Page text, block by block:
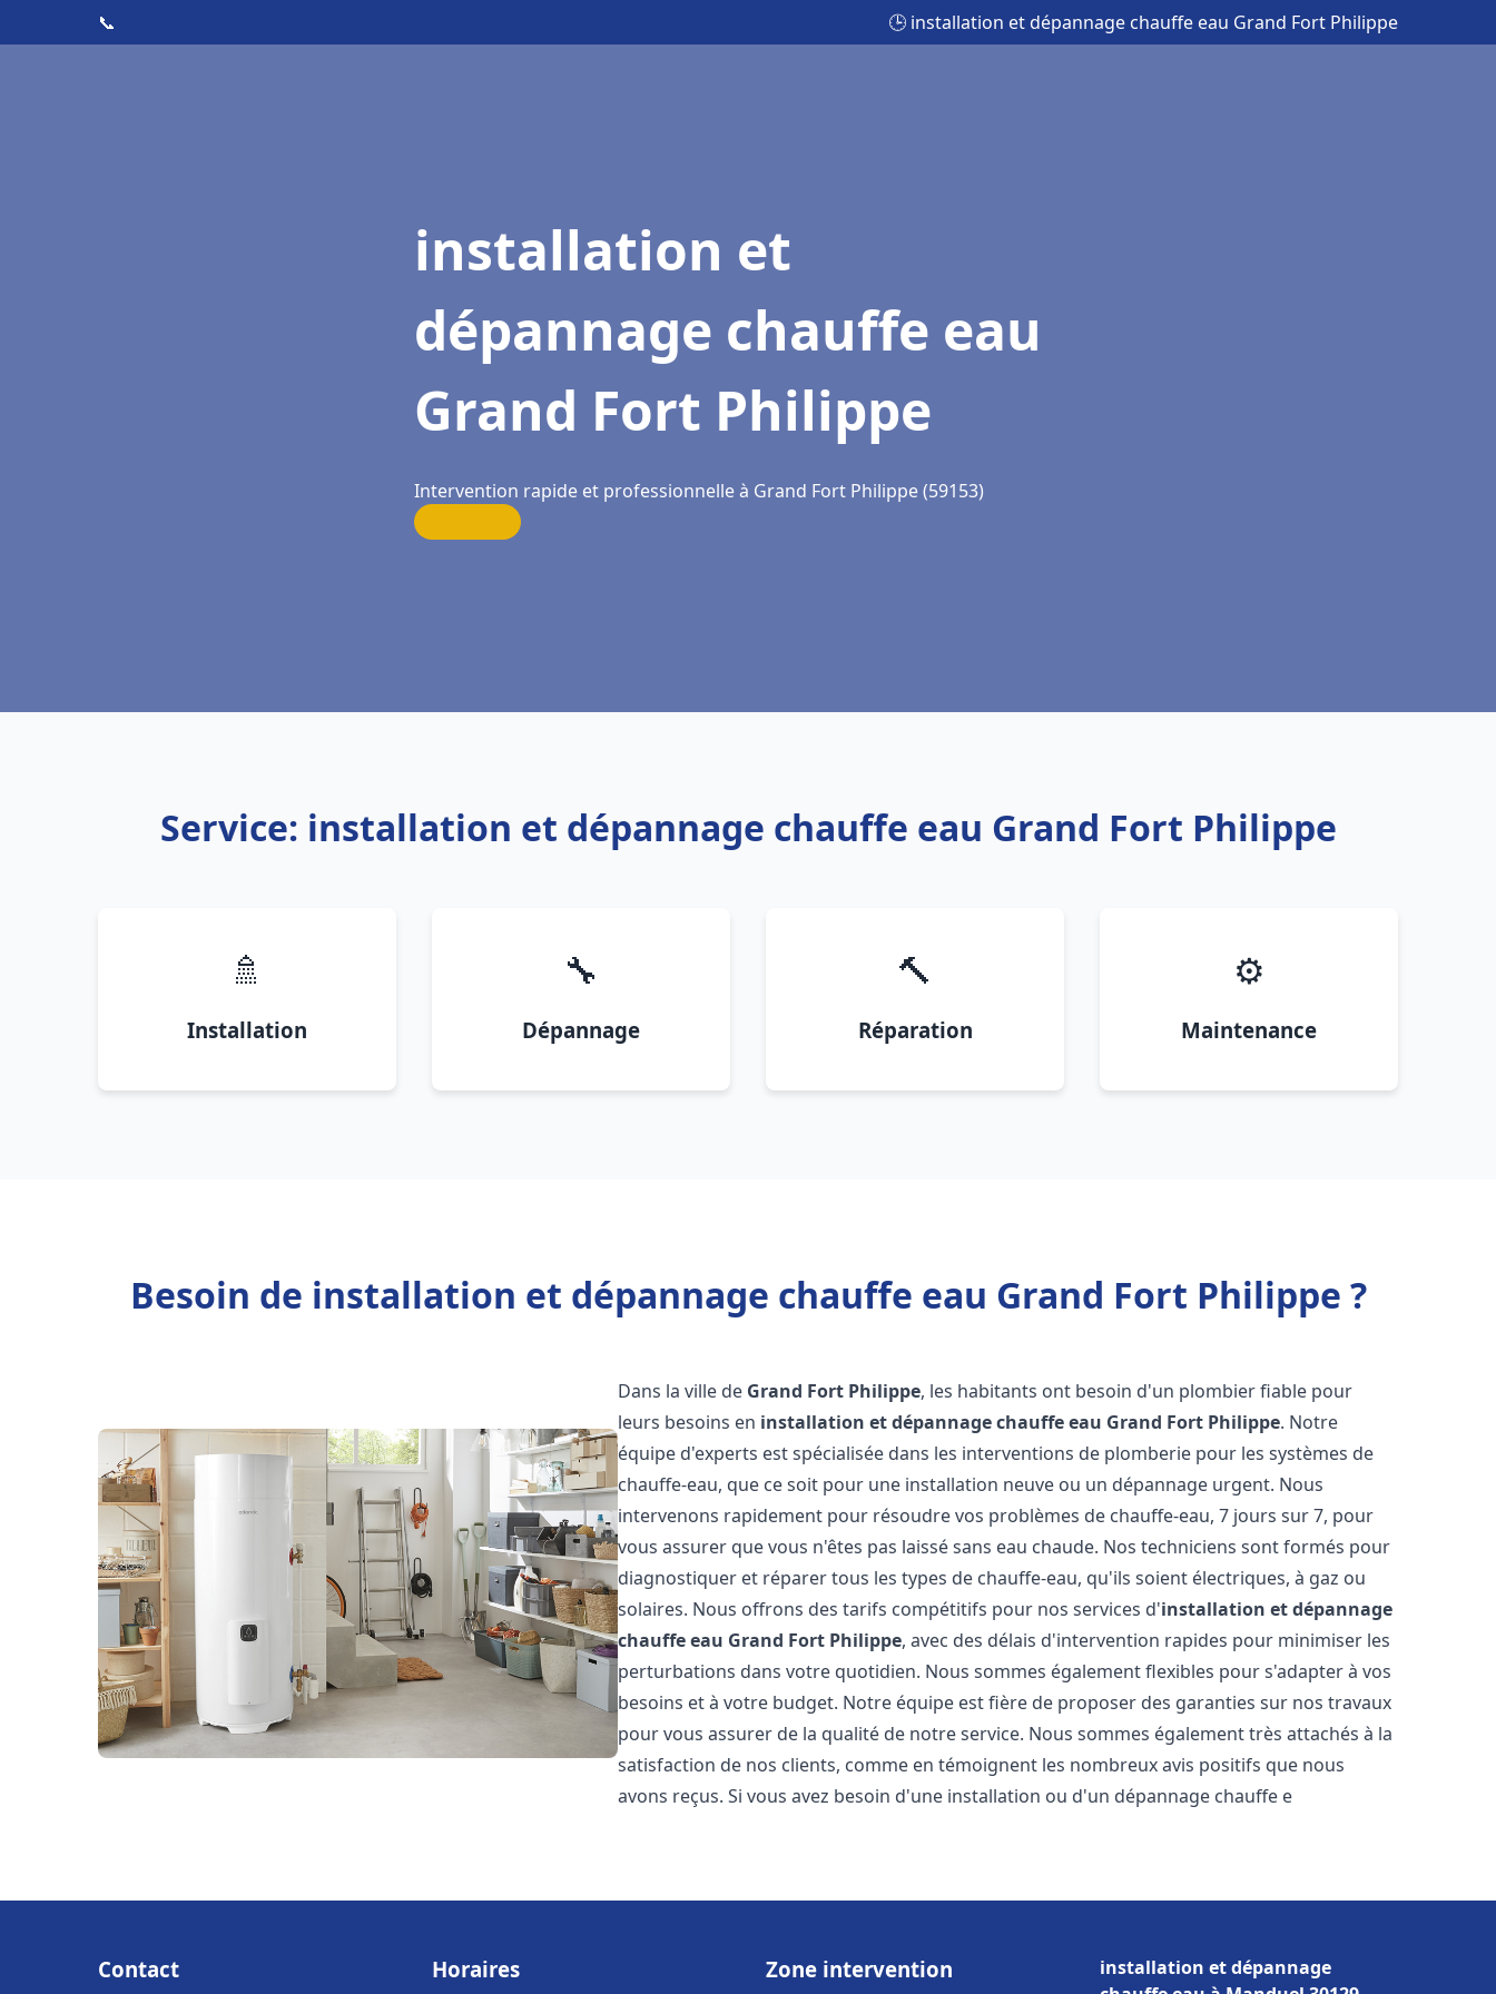
📞 🕒 installation et dépannage chauffe eau Grand Fort Philippe
installation et
dépannage chauffe eau
Grand Fort Philippe
Intervention rapide et professionnelle à Grand Fort Philippe (59153)
Service: installation et dépannage chauffe eau Grand Fort Philippe
🚿
Installation
🔧
Dépannage
🔨
Réparation
⚙️
Maintenance
Besoin de installation et dépannage chauffe eau Grand Fort Philippe ?
Dans la ville de Grand Fort Philippe, les habitants ont besoin d'un plombier fiable pour
leurs besoins en installation et dépannage chauffe eau Grand Fort Philippe. Notre
équipe d'experts est spécialisée dans les interventions de plomberie pour les systèmes de
chauffe-eau, que ce soit pour une installation neuve ou un dépannage urgent. Nous
intervenons rapidement pour résoudre vos problèmes de chauffe-eau, 7 jours sur 7, pour
vous assurer que vous n'êtes pas laissé sans eau chaude. Nos techniciens sont formés pour
diagnostiquer et réparer tous les types de chauffe-eau, qu'ils soient électriques, à gaz ou
solaires. Nous offrons des tarifs compétitifs pour nos services d'installation et dépannage
chauffe eau Grand Fort Philippe, avec des délais d'intervention rapides pour minimiser les
perturbations dans votre quotidien. Nous sommes également flexibles pour s'adapter à vos
besoins et à votre budget. Notre équipe est fière de proposer des garanties sur nos travaux
pour vous assurer de la qualité de notre service. Nous sommes également très attachés à la
satisfaction de nos clients, comme en témoignent les nombreux avis positifs que nous
avons reçus. Si vous avez besoin d'une installation ou d'un dépannage chauffe e
Contact Horaires Zone intervention
installation et dépannage